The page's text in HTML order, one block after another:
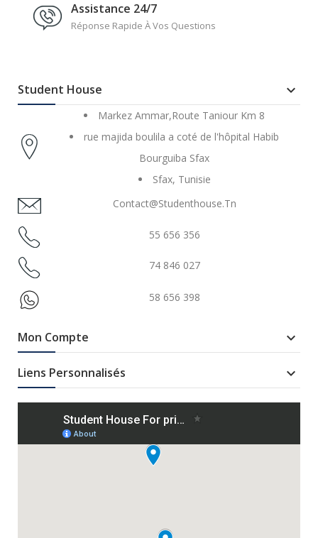
Assistance 24/7
Réponse Rapide À Vos Questions
Student House 
Markez Ammar,Route Taniour Km 8
rue majida boulila a coté de l'hôpital Habib
Bourguiba Sfax
Sfax, Tunisie
Contact@studenthouse.tn
55 656 356
74 846 027
58 656 398
Mon Compte 
Liens Personnalisés 